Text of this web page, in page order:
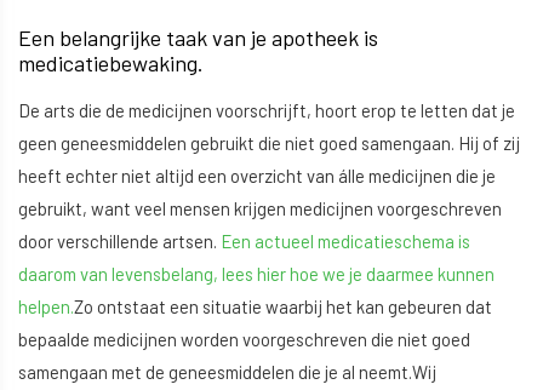
Een belangrijke taak van je apotheek is
medicatiebewaking.
De arts die de medicijnen voorschrijft, hoort erop te letten dat je
geen geneesmiddelen gebruikt die niet goed samengaan. Hij of zij
heeft echter niet altijd een overzicht van álle medicijnen die je
gebruikt, want veel mensen krijgen medicijnen voorgeschreven
door verschillende artsen. Een actueel medicatieschema is
daarom van levensbelang, lees hier hoe we je daarmee kunnen
helpen.Zo ontstaat een situatie waarbij het kan gebeuren dat
bepaalde medicijnen worden voorgeschreven die niet goed
samengaan met de geneesmiddelen die je al neemt.Wij